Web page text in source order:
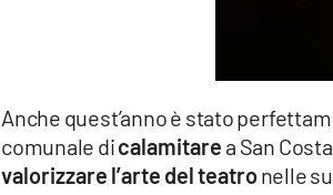
Anche quest’anno è stato
comunale dicalamitare a San
valorizzare l’arte del teatronelle